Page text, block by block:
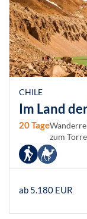
CHILE
Im Land
20 Tage
zum
ab 5.180 EUR